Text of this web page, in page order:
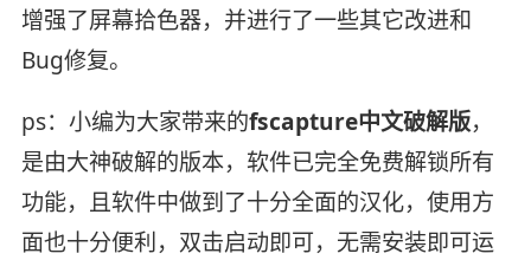
增强了屏幕拾色器，并进行了一些其它改进和
Bug修复。
ps：小编为大家带来的fscapture中文破解版，
是由大神破解的版本，软件已完全免费解锁所有
功能，且软件中做到了十分全面的汉化，使用方
面也十分便利，双击启动即可，无需安装即可运